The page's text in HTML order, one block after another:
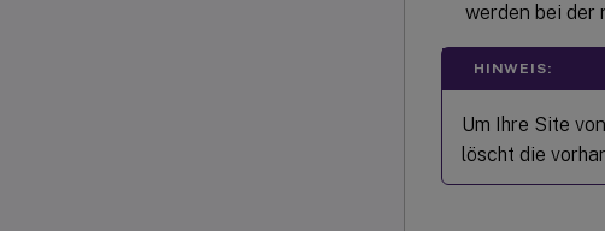
werden bei der
HINWEIS:
Um Ihre Site
löscht die